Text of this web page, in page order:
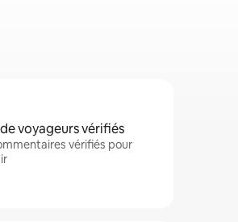
voyageurs vérifiés
vérifiés pour